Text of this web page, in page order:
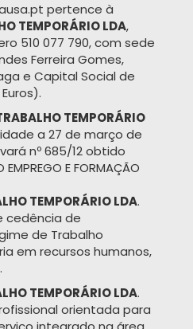
pertence à
TEMPORÁRIO LDA,
510 077 790, com sede
Ferreira Gomes,
e Capital Social de
TEMPORÁRIO
a 27 de março de
nº 685/12 obtido
E FORMAÇÃO
TEMPORÁRIO LDA.
cedência de
de Trabalho
em recursos humanos,
TEMPORÁRIO LDA.
orientada para